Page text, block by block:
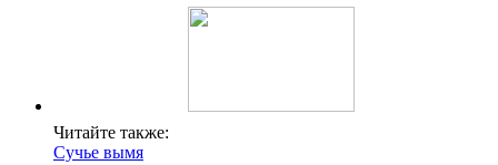
Читайте также:
Сучье вымя